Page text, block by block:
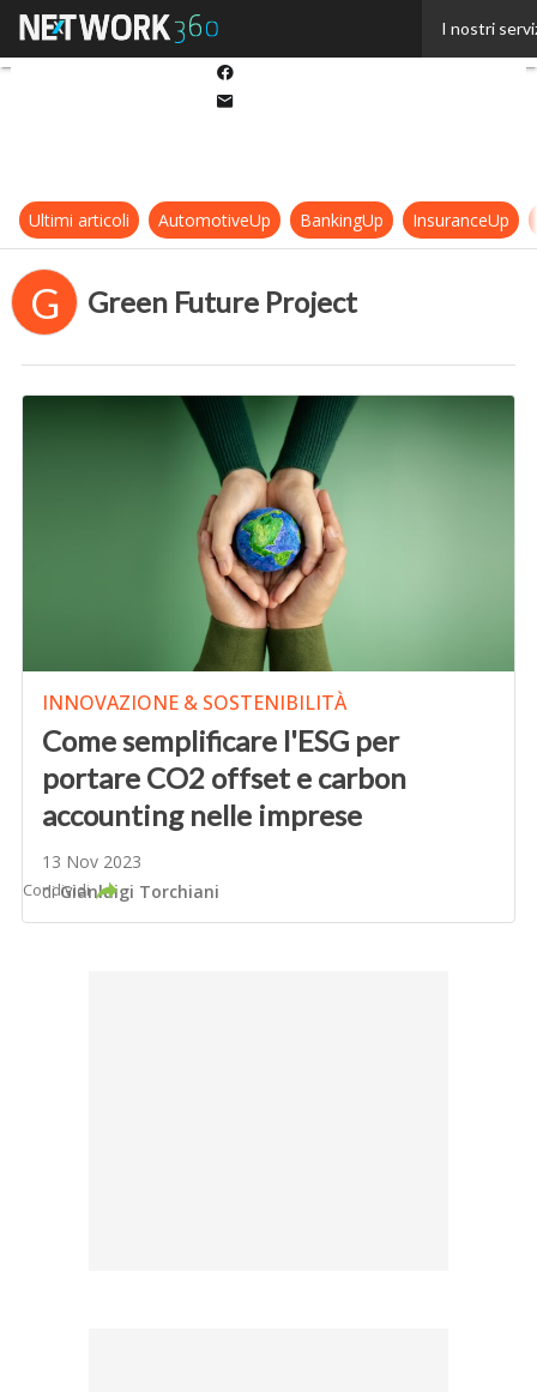
I nostri
Ultimi articoli AutomotiveUp BankingUp InsuranceUp
G Green Future Project
INNOVAZIONE & SOSTENIBILITÀ
Come semplificare l'ESG per
portare CO2 offset e carbon
accounting nelle imprese
13 Nov 2023
diGianluigi Torchiani
Condividi